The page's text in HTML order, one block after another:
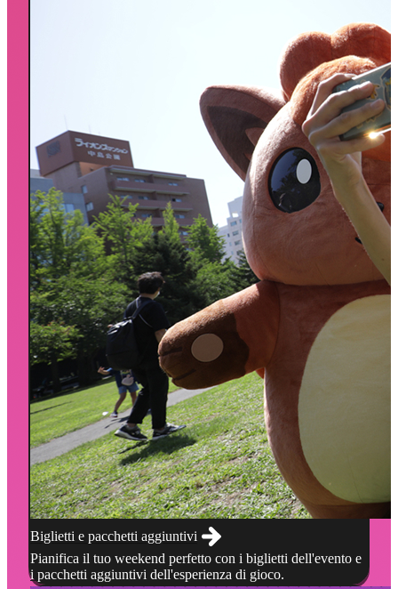
Biglietti e pacchetti aggiuntivi
Pianifica il tuo weekend perfetto con i biglietti dell'evento e
i pacchetti aggiuntivi dell'esperienza di gioco.